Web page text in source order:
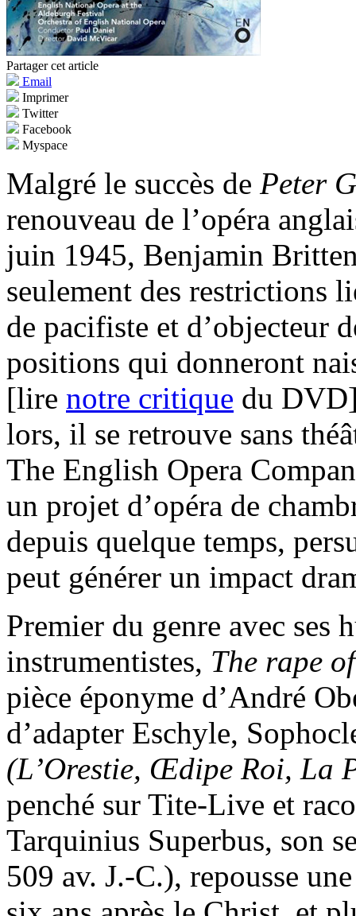
Partager cet article
Email
Imprimer
Twitter
Facebook
Myspace
Malgré le succès de Peter
renouveau de l’opéra
juin 1945, Benjamin
seulement des restrictions
de pacifiste et d’objecteur
positions qui donneront
[lire notre critique du
lors, il se retrouve sans
The English Opera
un projet d’opéra de
depuis quelque temps,
peut générer un impact
Premier du genre avec ses
instrumentistes, The rape
pièce éponyme d’André
d’adapter Eschyle,
(L’Orestie, Œdipe Roi, La
penché sur Tite-Live et
Tarquinius Superbus, son
509 av. J.-C.), repousse